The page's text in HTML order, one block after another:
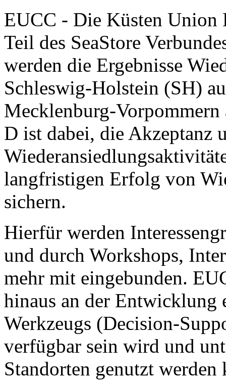
EUCC - Die Küsten Union
Teil des SeaStore
werden die Ergebnisse
Schleswig-Holstein (SH)
Mecklenburg-
D ist dabei, die Akzeptanz
langfristigen Erfolg von
sichern.
Hierfür werden
und durch Workshops,
mehr mit eingebunden.
hinaus an der Entwicklung
Werkzeugs (Decision-
verfügbar sein wird und
Standorten genutzt werden